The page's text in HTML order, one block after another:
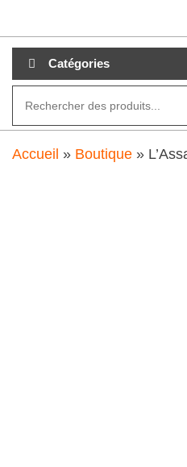
au
contenuCatégories
Accueil » Boutique »